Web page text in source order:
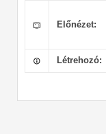
Előnézet:
Létrehozó: